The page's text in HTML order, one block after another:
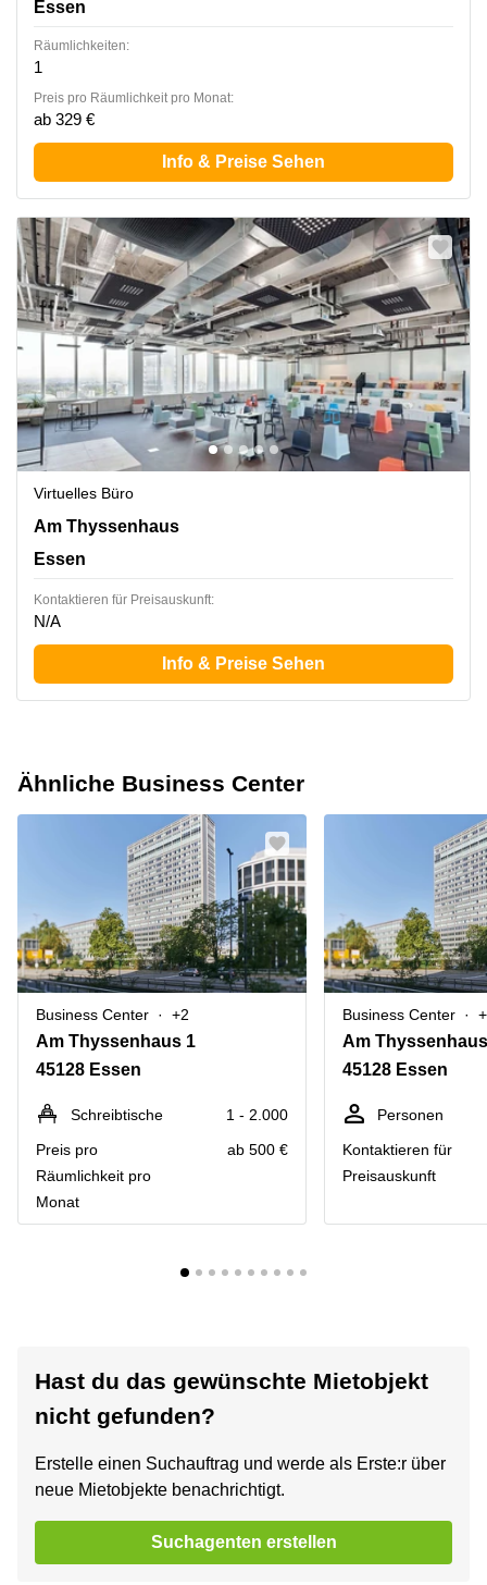
Essen
Räumlichkeiten:
1
Preis pro Räumlichkeit pro Monat:
ab 329 €
Info & Preise Sehen
Virtuelles Büro
Am Thyssenhaus 1-3, Essen
Am Thyssenhaus
Essen
Kontaktieren für Preisauskunft:
N/A
Info & Preise Sehen
Ähnliche Business Center
Business Center +2
Am Thyssenhaus 1
45128 Essen
Schreibtische
1 - 2.000
Preis pro
Räumlichkeit pro
Monat
ab 500 €
Business Center
Am
45128 Essen
Personen
Kontaktieren für
Preisauskunft
Hast du das gewünschte Mietobjekt
nicht gefunden?
Erstelle einen Suchauftrag und werde als Erste:r über
neue Mietobjekte benachrichtigt.
Suchagenten erstellen